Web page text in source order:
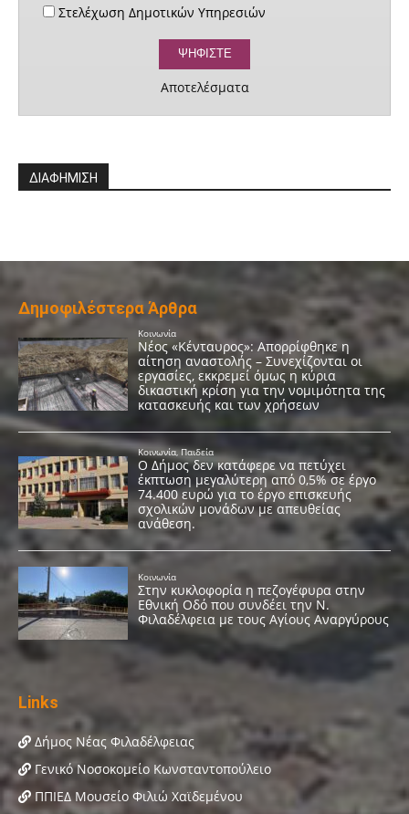
Στελέχωση Δημοτικών Υπηρεσιών
Αποτελέσματα
ΔΙΑΦΗΜΙΣΗ
Δημοφιλέστερα Άρθρα
Links
Δήμος Νέας Φιλαδέλφειας
Γενικό Νοσοκομείο Κωνσταντοπούλειο
ΠΠΙΕΔ Μουσείο Φιλιώ Χαϊδεμένου